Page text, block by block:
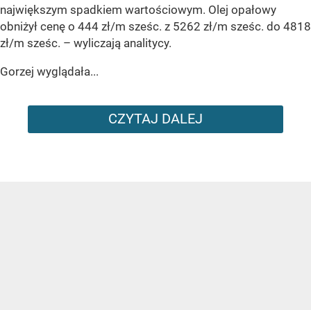
największym spadkiem wartościowym. Olej opałowy
obniżył cenę o 444 zł/m sześc. z 5262 zł/m sześc. do 4818
zł/m sześc. – wyliczają analitycy.
Gorzej wyglądała...
CZYTAJ DALEJ